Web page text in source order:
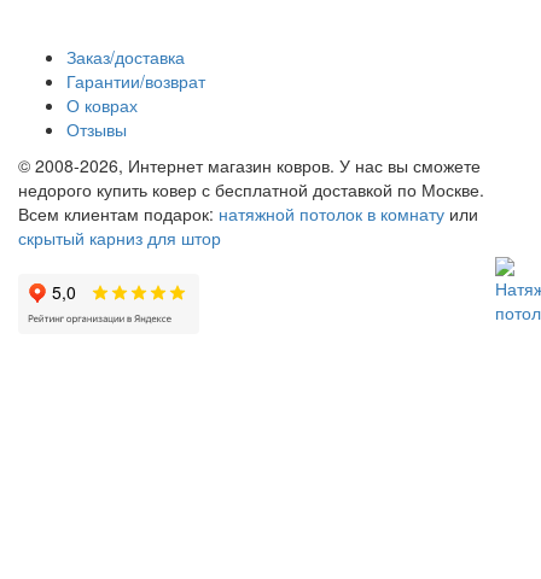
Заказ/доставка
Гарантии/возврат
О коврах
Отзывы
© 2008-2026, Интернет магазин ковров. У нас вы сможете
недорого купить ковер с бесплатной доставкой по Москве.
Всем клиентам подарок: натяжной потолок в комнату или
скрытый карниз для штор